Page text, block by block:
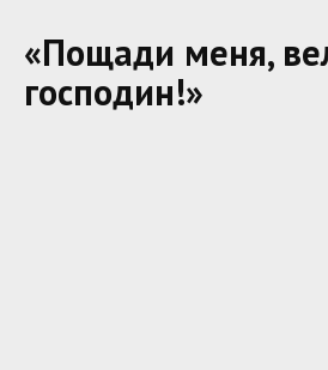
«Пощади меня,
господин!»